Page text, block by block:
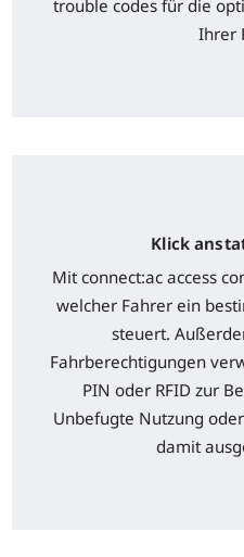
trouble codes für die
Ihrer
Klick
Mit connect:ac access
welcher Fahrer ein
steuert.
Fahrberechtigungen
PIN oder RFID zur
Unbefugte Nutzung
damit